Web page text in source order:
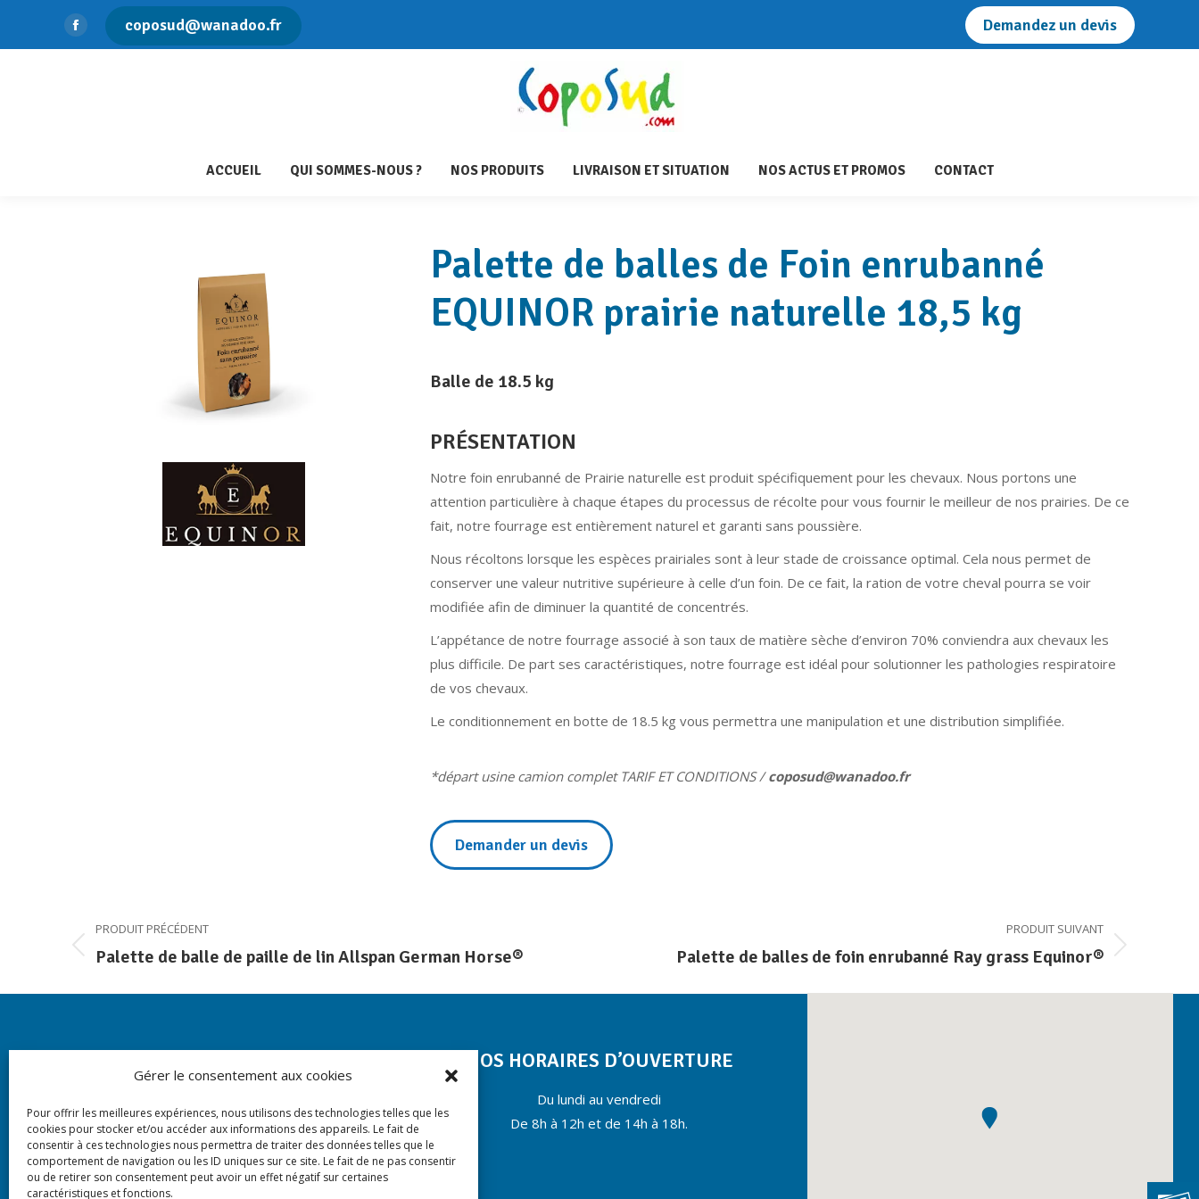
Gérer le consentement aux cookies
Pour offrir les meilleures expériences, nous utilisons des technologies telles que les
cookies pour stocker et/ou accéder aux informations des appareils. Le fait de
consentir à ces technologies nous permettra de traiter des données telles que le
comportement de navigation ou les ID uniques sur ce site. Le fait de ne pas consentir
ou de retirer son consentement peut avoir un effet négatif sur certaines
caractéristiques et fonctions.
Facebook
coposud@wanadoo.fr Demandez un devis
ACCUEIL QUI SOMMES-NOUS ? NOS PRODUITS LIVRAISON ET SITUATION NOS ACTUS ET PROMOS CONTACT
Palette de balles de Foin enrubanné
EQUINOR prairie naturelle 18,5 kg
Balle de 18.5 kg
PRÉSENTATION
Notre foin enrubanné de Prairie naturelle est produit spécifiquement pour les chevaux. Nous portons une
attention particulière à chaque étapes du processus de récolte pour vous fournir le meilleur de nos prairies. De ce
fait, notre fourrage est entièrement naturel et garanti sans poussière.
Nous récoltons lorsque les espèces prairiales sont à leur stade de croissance optimal. Cela nous permet de
conserver une valeur nutritive supérieure à celle d’un foin. De ce fait, la ration de votre cheval pourra se voir
modifiée afin de diminuer la quantité de concentrés.
L’appétance de notre fourrage associé à son taux de matière sèche d’environ 70% conviendra aux chevaux les
plus difficile. De part ses caractéristiques, notre fourrage est idéal pour solutionner les pathologies respiratoire
de vos chevaux.
Le conditionnement en botte de 18.5 kg vous permettra une manipulation et une distribution simplifiée.
*départ usine camion complet TARIF ET CONDITIONS /coposud@wanadoo.fr
Demander un devis
Navigation
PRODUIT PRÉCÉDENT
Onglet
Palette de balle de paille de lin Allspan German Horse®
PRODUIT SUIVANT
Palette de balles de foin enrubanné Ray grass Equinor®
Lieu-dit Serre Ploumat
30210 LÉDENON
Tel : 06.07.39.08.13
NOS HORAIRES D’OUVERTURE
Du lundi au vendredi
De 8h à 12h et de 14h à 18h.
NOS ACTUS ET PROMOS CONTACT